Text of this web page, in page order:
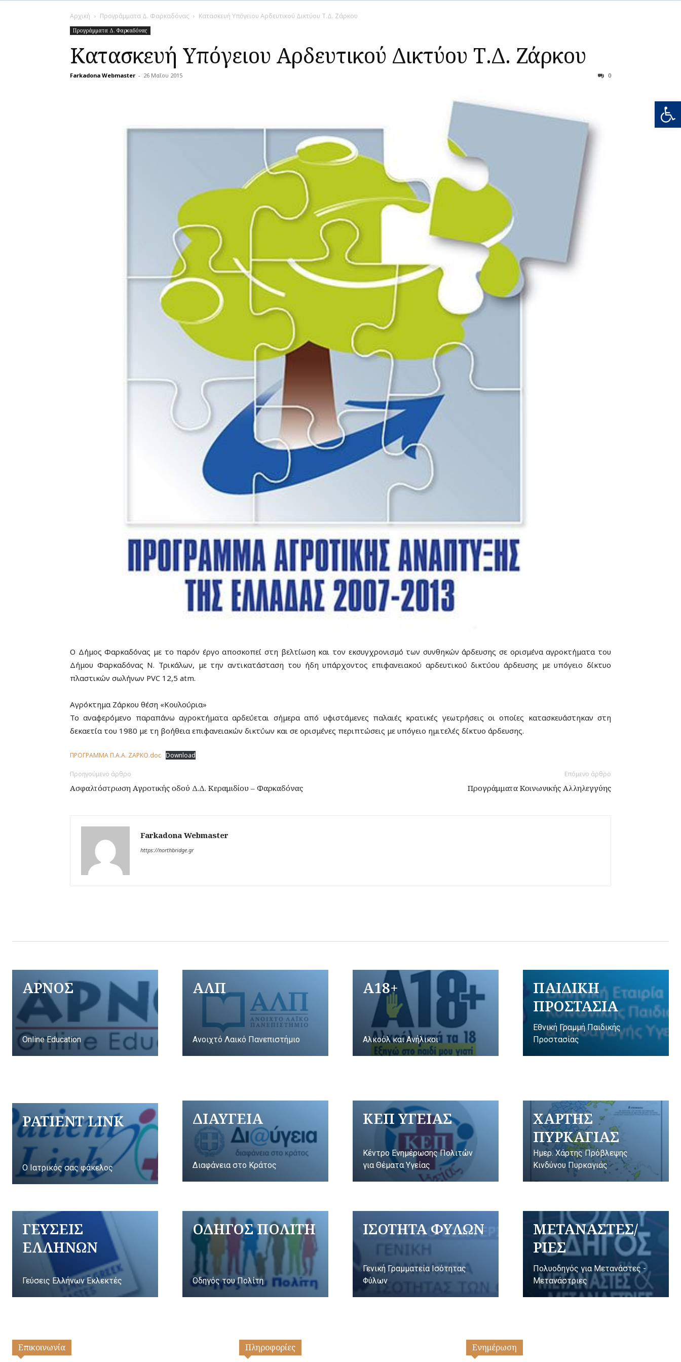
Αρχική Προγράμματα Δ. Φαρκαδόνας Κατασκευή Υπόγειου Αρδευτικού Δικτύου Τ.Δ. Ζάρκου
Προγράμματα Δ. Φαρκαδόνας
Κατασκευή Υπόγειου Αρδευτικού Δικτύου Τ.Δ. Ζάρκου
Farkadona Webmaster - 26 Μαΐου 2015 0
Ο Δήμος Φαρκαδόνας με το παρόν έργο αποσκοπεί στη βελτίωση και τον εκσυγχρονισμό των συνθηκών άρδευσης σε ορισμένα αγροκτήματα του
Δήμου Φαρκαδόνας Ν. Τρικάλων, με την αντικατάσταση του ήδη υπάρχοντος επιφανειακού αρδευτικού δικτύου άρδευσης με υπόγειο δίκτυο
πλαστικών σωλήνων PVC 12,5 atm.
Αγρόκτημα Ζάρκου θέση «Κουλούρια»
Το αναφερόμενο παραπάνω αγροκτήματα αρδεύεται σήμερα από υφιστάμενες παλαιές κρατικές γεωτρήσεις οι οποίες κατασκευάστηκαν στη
δεκαετία του 1980 με τη βοήθεια επιφανειακών δικτύων και σε ορισμένες περιπτώσεις με υπόγειο ημιτελές δίκτυο άρδευσης.
ΠΡΟΓΡΑΜΜΑ Π.Α.Α. ZAΡΚΟ.doc Download
Προηγούμενο άρθρο
Ασφαλτόστρωση Αγροτικής οδού Δ.Δ. Κεραμιδίου – Φαρκαδόνας
Επόμενο άρθρο
Προγράμματα Kοινωνικής Aλληλεγγύης
Farkadona Webmaster
https://northbridge.gr
ΑΡΝΟΣ
Online Education
ΑΛΠ
Ανοιχτό Λαικό Πανεπιστήμιο
A18+
Αλκοόλ και Ανήλικοι
ΠΑΙΔΙΚΗ
ΠΡΟΣΤΑΣΙΑ
Εθνική Γραμμή Παιδικής
Προστασίας
PATIENT LINK
Ο Ιατρικός σας φάκελος
ΔΙΑΥΓΕΙΑ
Διαφάνεια στο Κράτος
ΚΕΠ ΥΓΕΙΑΣ
Κέντρο Ενημέρωσης Πολιτών
για Θέματα Υγείας
ΧΑΡΤΗΣ
ΠΥΡΚΑΓΙΑΣ
Ημερ. Χάρτης Πρόβλεψης
Κινδύνου Πυρκαγιάς
ΓΕΥΣΕΙΣ
ΕΛΛΗΝΩΝ
Γεύσεις Ελλήνων Εκλεκτές
ΟΔΗΓΟΣ ΠΟΛΙΤΗ
Οδηγός του Πολίτη
ΙΣΟΤΗΤΑ ΦΥΛΩΝ
Γενική Γραμματεία Ισότητας
Φύλων
ΜΕΤΑΝΑΣΤΕΣ/
ΡΙΕΣ
Πολυοδηγός για Μετανάστες -
Μετανάστριες
Επικοινωνία Πληροφορίες Ενημέρωση